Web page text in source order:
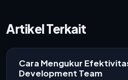
Artikel Terkait
Cara Mengukur
Development Team